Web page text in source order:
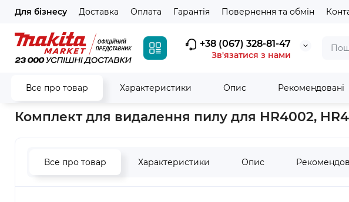
Для бізнесу Доставка Оплата Гарантія Повернення та обмін
+38 (067) 328-81-47
Зв'язатися з нами
Все про товар Характеристики Опис Рекомендовані
Головна Аксесуари Для перфораторів Для пиловидалення Комплект для
Комплект для видалення пилу для HR4002,
Все про товар Характеристики Опис